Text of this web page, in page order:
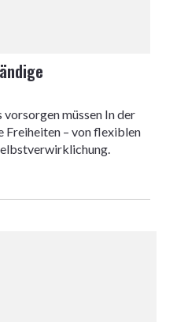
müssen In der
Freiheiten – von flexiblen